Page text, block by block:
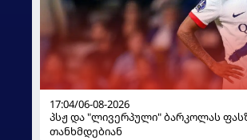
17:04/06-08-2026
პსჟ და "ლივერპული" ბარკოლას
თანხმდებიან